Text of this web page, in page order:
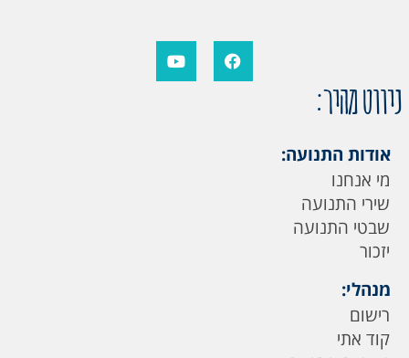
ניווט מהיר:
אודות התנועה:
מי אנחנו
שירי התנועה
שבטי התנועה
יזכור
מנהלי:
רישום
קוד אתי